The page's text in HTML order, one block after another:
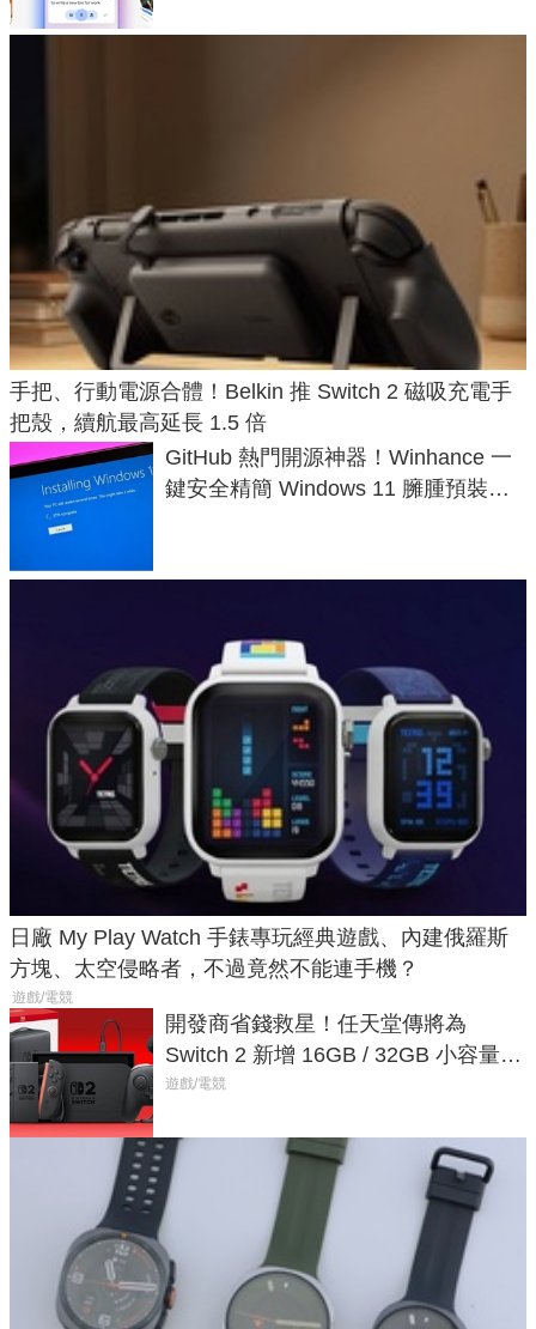
手把、行動電源合體！Belkin 推 Switch 2 磁吸充電手
把殼，續航最高延長 1.5 倍
GitHub 熱門開源神器！Winhance 一
鍵安全精簡 Windows 11 臃腫預裝軟
日廠 My Play Watch 手錶專玩經典遊戲、內建俄羅斯
方塊、太空侵略者，不過竟然不能連手機？
遊戲/電競
開發商省錢救星！任天堂傳將為
Switch 2 新增 16GB / 32GB 小容量遊
戲卡的選擇
遊戲/電競